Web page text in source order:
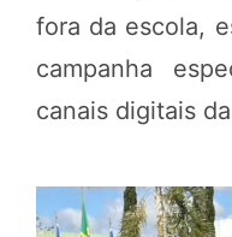
fora da escola,
campanha
canais digitais